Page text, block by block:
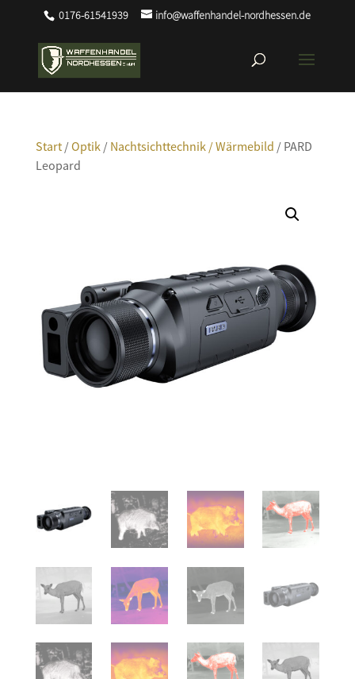
0176-61541939 info@waffenhandel-nordhessen.de
Start/Optik/ Nachtsichttechnik / Wärmebild / PARD
Leopard